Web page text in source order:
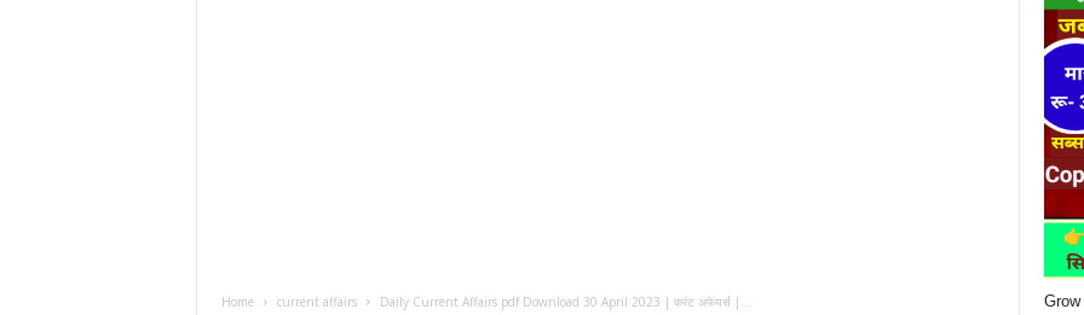
Home current affairs Daily Current Affairs pdf Download 30 April 2023 | करंट अफेयर्स |...